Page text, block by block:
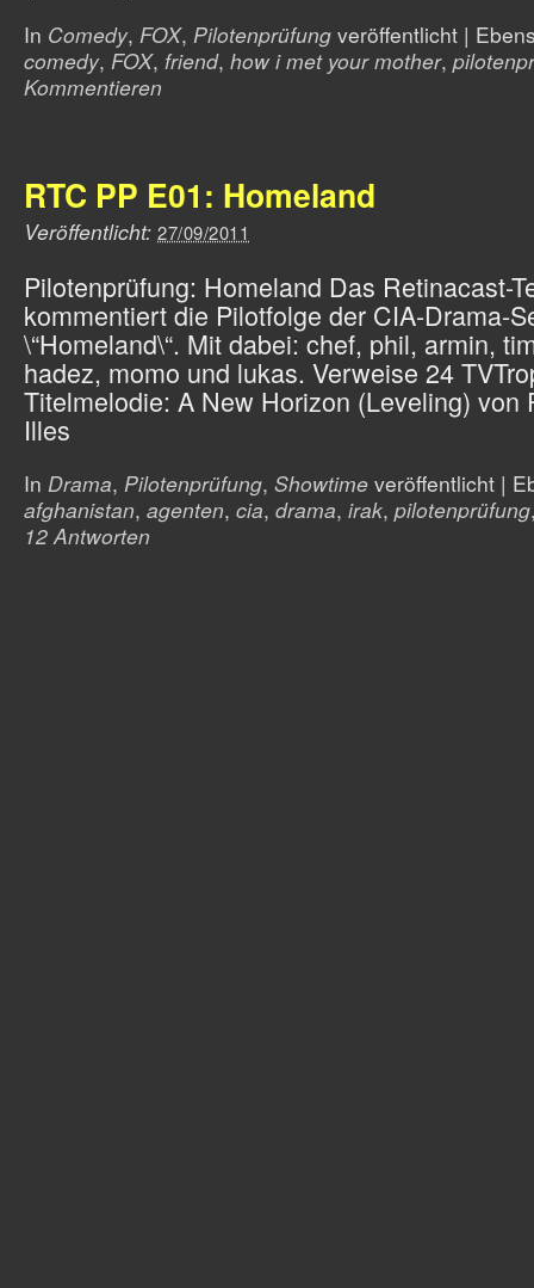
In Comedy, FOX, Pilotenprüfung veröffentlicht |
comedy, FOX, friend, how i met your mother,
Kommentieren
RTC PP E01: Homeland
Veröffentlicht: 27/09/2011
Pilotenprüfung: Homeland Das Retinacast-
kommentiert die Pilotfolge der CIA-Drama-
\“Homeland\“. Mit dabei: chef, phil, armin,
hadez, momo und lukas. Verweise 24
Titelmelodie: A New Horizon (Leveling) von
Illes
In Drama, Pilotenprüfung, Showtime veröffentlicht |
afghanistan, agenten, cia, drama, irak, pilotenprüfung
12 Antworten